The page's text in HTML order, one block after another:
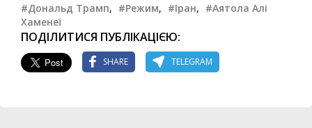
#Дональд Трамп, #Режим, #Іран, #Аятола Алі
Хаменеї
ПОДІЛИТИСЯ ПУБЛІКАЦІЄЮ:
SHARE TELEGRAM